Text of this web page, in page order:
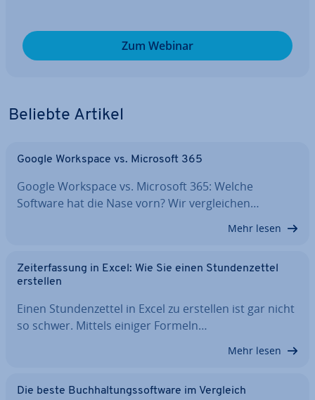
Zum Webinar
Beliebte Artikel
Google Workspace vs. Microsoft 365
Google Workspace vs. Microsoft 365: Welche
Software hat die Nase vorn? Wir ver­glei­chen…
Mehr lesen
Zeit­er­fas­sung in Excel: Wie Sie einen Stun­den­zet­tel
erstellen
Einen Stun­den­zet­tel in Excel zu erstellen ist gar nicht
so schwer. Mittels einiger Formeln…
Mehr lesen
Die beste Buch­hal­tungs­soft­ware im Vergleich